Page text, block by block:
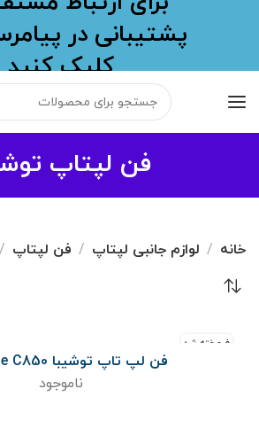
پشتیبانی در
کلیک کنید
فن لپتاپ
خانه لوازم جانبی لپتاپ فن لپتاپ
فروخته شد
فن لپ تاپ توشیبا Satellite C850
ناموجود